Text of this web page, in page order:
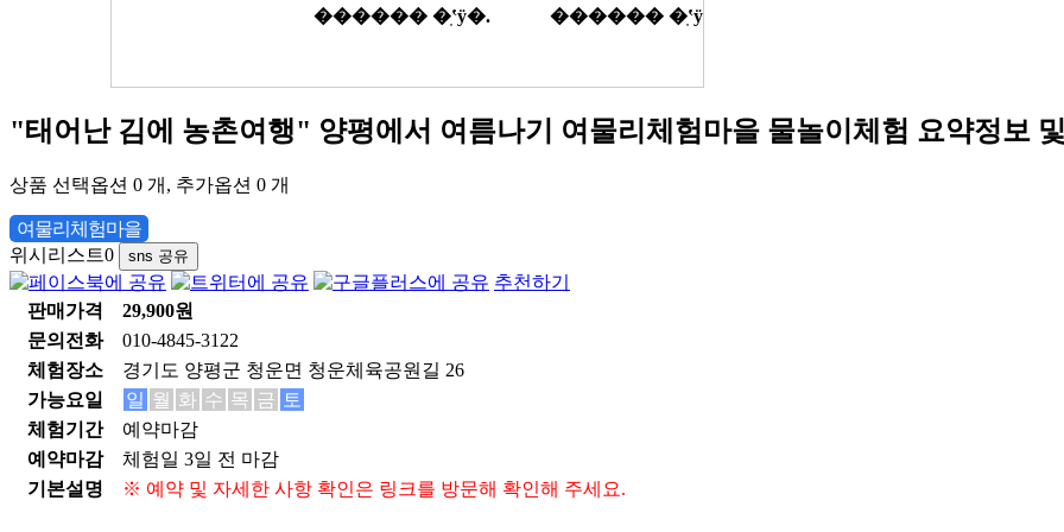
"태어난 김에 농촌여행" 양평에서 여름나기 여물리체험마을 물놀이체험 요약정보
상품 선택옵션 0 개, 추가옵션 0 개
여물리체험마을
위시리스트0 sns 공유
추천하기
판매가격
29,900원
문의전화
010-4845-3122
체험장소
경기도 양평군 청운면 청운체육공원길 26
가능요일
일 월 화 수 목 금 토
체험기간
예약마감
예약마감
체험일 3일 전 마감
기본설명
※ 예약 및 자세한 사항 확인은 링크를 방문해 확인해 주세요.